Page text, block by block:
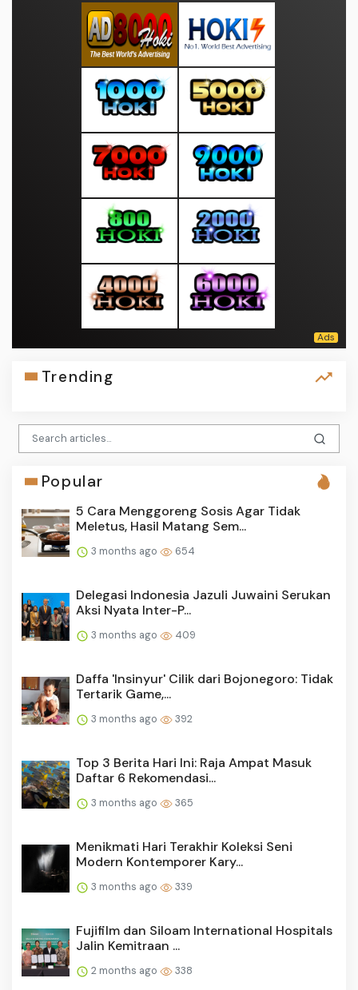
Trending
Popular
5 Cara Menggoreng Sosis Agar Tidak
Meletus, Hasil Matang Sem...
3 months ago 654
Delegasi Indonesia Jazuli Juwaini Serukan
Aksi Nyata Inter-P...
3 months ago 409
Daffa 'Insinyur' Cilik dari Bojonegoro: Tidak
Tertarik Game,...
3 months ago 392
Top 3 Berita Hari Ini: Raja Ampat Masuk
Daftar 6 Rekomendasi...
3 months ago 365
Menikmati Hari Terakhir Koleksi Seni
Modern Kontemporer Kary...
3 months ago 339
Fujifilm dan Siloam International Hospitals
Jalin Kemitraan ...
2 months ago 338